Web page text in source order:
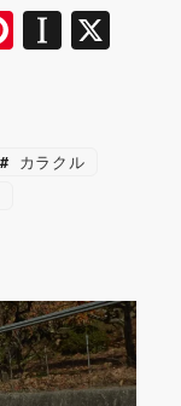
Pi
nt
e
st
In
st
p
a
カラクル